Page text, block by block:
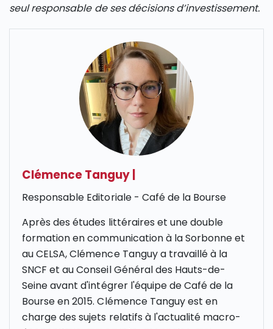
seul responsable de ses décisions d’investissement.
Clémence Tanguy
Responsable Editoriale - Café de la Bourse
Après des études littéraires et une double
formation en communication à la Sorbonne et
au CELSA, Clémence Tanguy a travaillé à la
SNCF et au Conseil Général des Hauts-de-
Seine avant d'intégrer l'équipe de Café de la
Bourse en 2015. Clémence Tanguy est en
charge des sujets relatifs à l'actualité macro-